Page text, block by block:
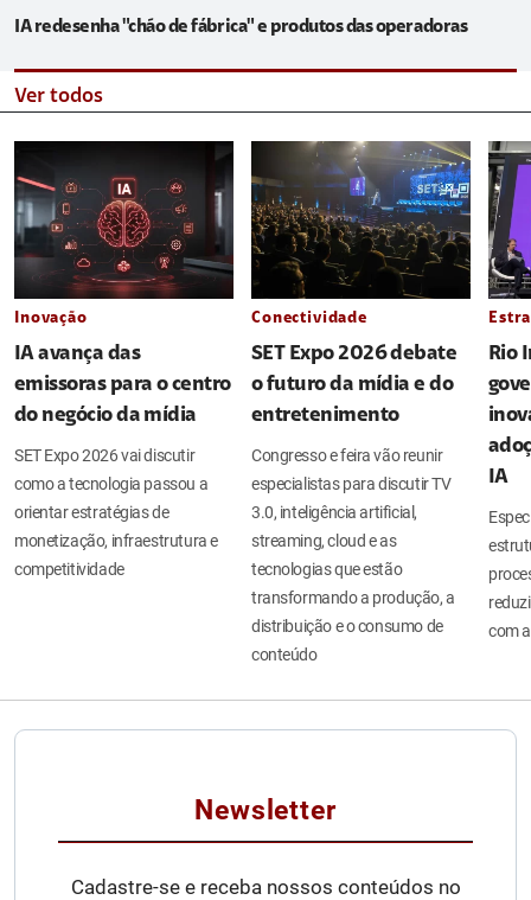
IA redesenha "chão de fábrica" e produtos das operadoras
Ver todos
Inovação
IA avança das
emissoras para o centro
do negócio da mídia
SET Expo 2026 vai discutir
como a tecnologia passou a
orientar estratégias de
monetização, infraestrutura e
competitividade
Conectividade
SET Expo 2026 debate
o futuro da mídia e do
entretenimento
Congresso e feira vão reunir
especialistas para discutir TV
3.0, inteligência artificial,
streaming, cloud e as
tecnologias que estão
transformando a produção, a
distribuição e o consumo de
conteúdo
Rio
IA
com
Newsletter
Cadastre-se e receba nossos conteúdos no